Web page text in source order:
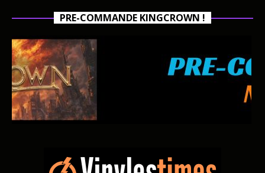
PRE-COMMANDE KINGCROWN !